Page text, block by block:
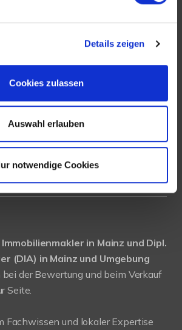
Details zeigen
Cookies zulassen
Auswahl erlauben
notwendige Cookies
/ 9010180
koehler.de
koehler.de
Immobilienmakler in Mainz und Dipl.
(DIA) in Mainz und Umgebung
der Bewertung und beim Verkauf
Seite.
Fachwissen und lokaler Expertise